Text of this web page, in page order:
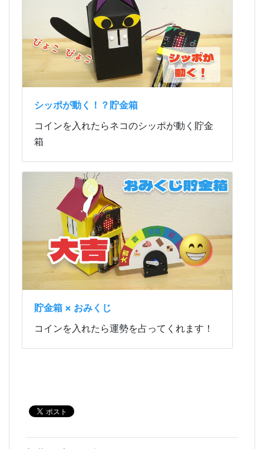
シッポが動く！？貯金箱
コインを入れたらネコのシッポが動く貯金
箱
貯金箱 × おみくじ
コインを入れたら運勢を占ってくれます！